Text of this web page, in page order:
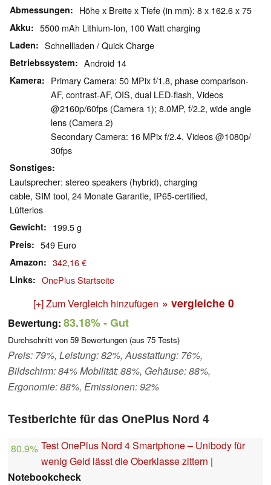
Abmessungen Höhe x Breite x Tiefe (in mm): 8 x 162.6 x 75
Akku 5500 mAh Lithium-Ion, 100 Watt charging
Laden Schnellladen / Quick Charge
Betriebssystem Android 14
Kamera
Primary Camera: 50 MPix f/​1.8, phase comparison-
AF, contrast-AF, OIS, dual LED-flash, Videos
@2160p/​60fps (Camera 1); 8.0MP, f/​2.2, wide angle
lens (Camera 2)
Secondary Camera: 16 MPix f/​2.4, Videos @1080p/​
30fps
Sonstiges
Lautsprecher: stereo speakers (hybrid), charging
cable, SIM tool, 24 Monate Garantie, IP65-certified,
Lüfterlos
Gewicht 199.5 g
Preis 549 Euro
Amazon 342,16 €
Links OnePlus Startseite
[+] Zum Vergleich hinzufügen » vergleiche 0
Bewertung: 83.18%- Gut
Durchschnitt von 59 Bewertungen (aus 75 Tests)
Preis: 79%, Leistung: 82%, Ausstattung: 76%,
Bildschirm: 84% Mobilität: 88%, Gehäuse: 88%,
Ergonomie: 88%, Emissionen: 92%
Testberichte für das OnePlus Nord 4
80.9% Test OnePlus Nord 4 Smartphone – Unibody für
wenig Geld lässt die Oberklasse zittern |
Notebookcheck